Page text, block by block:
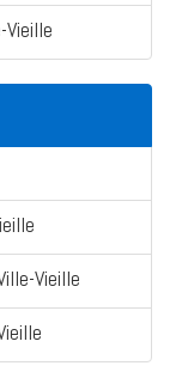
Vieille